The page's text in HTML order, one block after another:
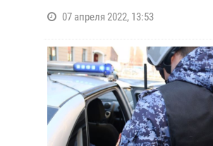
07 апреля 2022, 13:53